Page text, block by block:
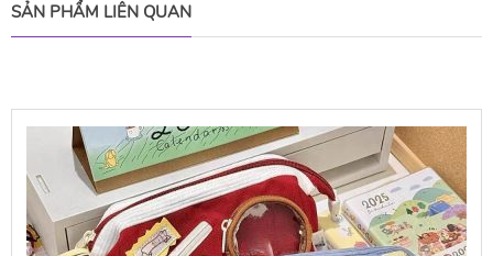
SẢN PHẨM LIÊN QUAN